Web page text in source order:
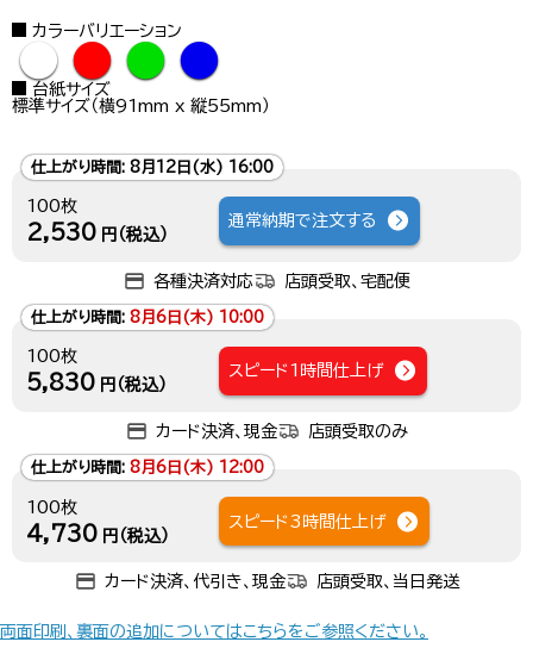
カラーバリエーション
● ● ● ●
台紙サイズ
標準サイズ（横91mm x 縦55mm）
仕上がり時間: 8月12日(水) 16:00
100枚
2,530 円（税込）
通常納期で注文する
各種決済対応 店頭受取、宅配便
仕上がり時間: 8月6日(木) 10:00
100枚
5,830 円（税込）
スピード1時間仕上げ
カード決済、現金 店頭受取のみ
仕上がり時間: 8月6日(木) 12:00
100枚
4,730 円（税込）
スピード3時間仕上げ
カード決済、代引き、現金 店頭受取、当日発送
両面印刷、裏面の追加についてはこちらをご参照ください。